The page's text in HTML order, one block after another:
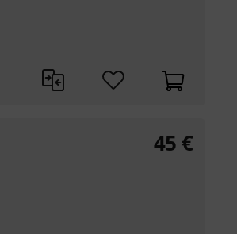
45 €